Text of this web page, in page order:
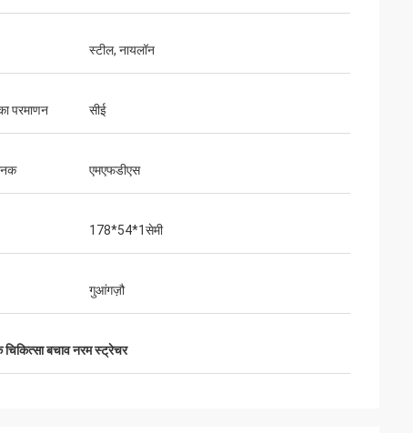
स्टील, नायलॉन
परमाणन सीई
एमएफडीएस
178*54*1सेमी
गुआंगज़ौ
चिकित्सा बचाव नरम स्ट्रेचर